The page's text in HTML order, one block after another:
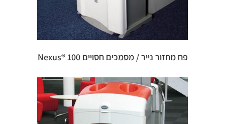
פח מחזור נייר / מסמכים חסויים 100 ®Nexus